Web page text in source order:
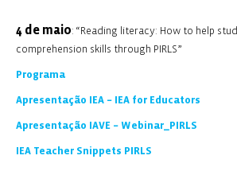
4 de maio: “Reading literacy: How to help
comprehension skills through PIRLS”
Programa
Apresentação IEA – IEA for Educators
Apresentação IAVE – Webinar_PIRLS
IEA Teacher Snippets PIRLS